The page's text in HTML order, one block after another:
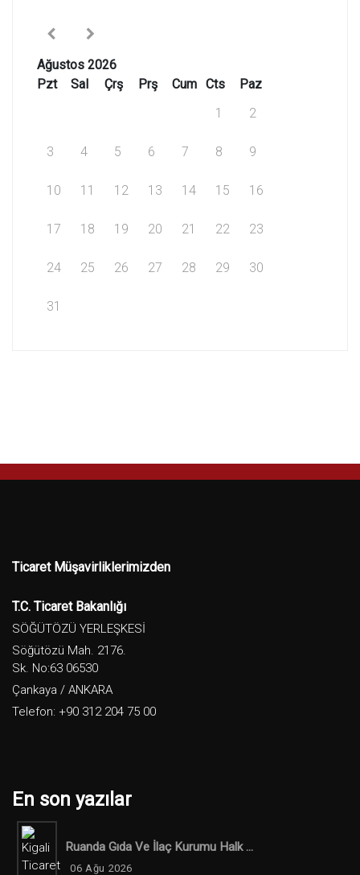
Ağustos 2026
Pzt
Sal Çrş Prş Cum Cts
Paz
1
2
3 4 5 6 7 8 9
10 11 12 13 14 15 16
17 18 19 20 21 22 23
24 25 26 27 28 29 30
31
Ticaret Müşavirliklerimizden
T.C. Ticaret Bakanlığı
SÖĞÜTÖZÜ YERLEŞKESİ
Söğütözü Mah. 2176.
Sk. No:63 06530
Çankaya / ANKARA
Telefon: +90 312 204 75 00
En son yazılar
Ruanda Gıda Ve İlaç Kurumu Halk ...
06 Ağu 2026